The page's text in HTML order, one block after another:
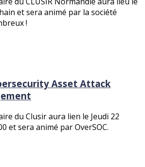
et sera animé par la société
!
Asset Attack
du Clusir aura lien le Jeudi 22
et sera animé par OverSOC.